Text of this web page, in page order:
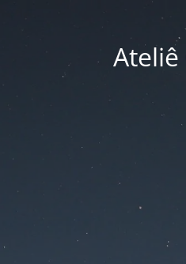
Ateliê